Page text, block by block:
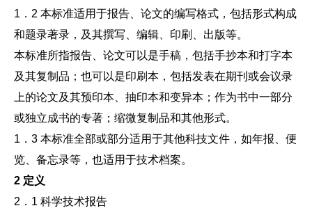
1．2 本标准适用于报告、论文的编写格式，包括形式构成
和题录著录，及其撰写、编辑、印刷、出版等。
本标准所指报告、论文可以是手稿，包括手抄本和打字本
及其复制品；也可以是印刷本，包括发表在期刊或会议录
上的论文及其预印本、抽印本和变异本；作为书中一部分
或独立成书的专著；缩微复制品和其他形式。
1．3 本标准全部或部分适用于其他科技文件，如年报、便
览、备忘录等，也适用于技术档案。
2 定义
2．1 科学技术报告